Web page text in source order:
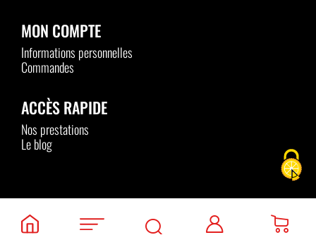
Rechercher
Recherche
MON COMPTE
Informations personnelles
Commandes
ACCÈS RAPIDE
Nos prestations
Le blog
Plan du site Mediapilote